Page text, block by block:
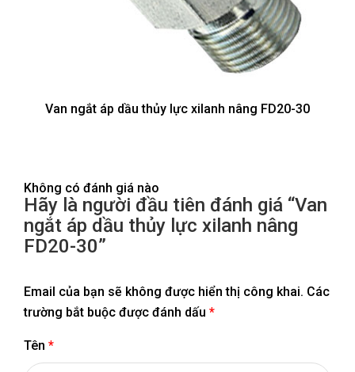
Van ngắt áp dầu thủy lực xilanh nâng FD20-30
Không có đánh giá nào
Hãy là người đầu tiên đánh giá “Van
ngắt áp dầu thủy lực xilanh nâng
FD20-30”
Email của bạn sẽ không được hiển thị công khai. Các
trường bắt buộc được đánh dấu *
Tên *